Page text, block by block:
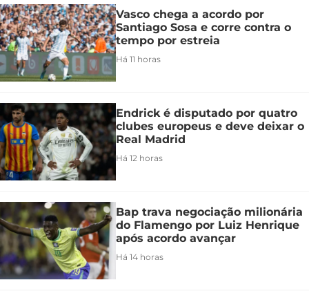
Vasco chega a acordo por
Santiago Sosa e corre contra o
tempo por estreia
Há 11 horas
Endrick é disputado por quatro
clubes europeus e deve deixar o
Real Madrid
Há 12 horas
Bap trava negociação milionária
do Flamengo por Luiz Henrique
após acordo avançar
Há 14 horas